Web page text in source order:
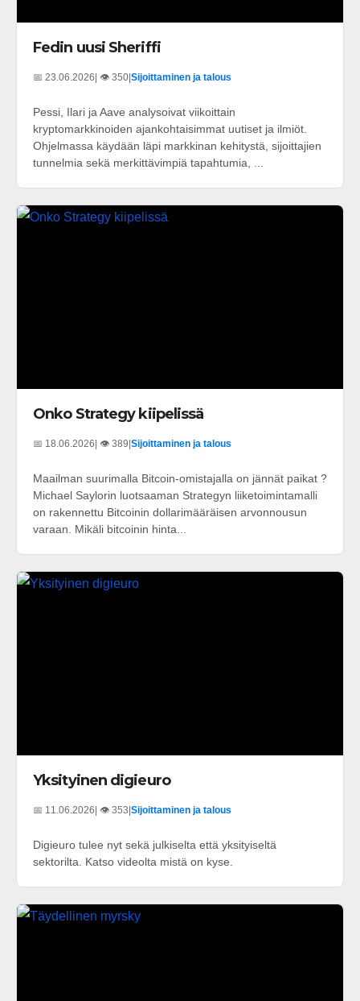
Fedin uusi Sheriffi
📅 23.06.2026| 👁️ 350|Sijoittaminen ja talous
Pessi, Ilari ja Aave analysoivat viikoittain
kryptomarkkinoiden ajankohtaisimmat uutiset ja ilmiöt.
Ohjelmassa käydään läpi markkinan kehitystä, sijoittajien
tunnelmia sekä merkittävimpiä tapahtumia, ...
Onko Strategy kiipelissä
📅 18.06.2026 | 👁️ 389 Sijoittaminen ja talous
Maailman suurimalla Bitcoin-omistajalla on jännät paikat ?
Michael Saylorin luotsaaman Strategyn liiketoimintamalli
on rakennettu Bitcoinin dollarimääräisen arvonnousun
varaan. Mikäli bitcoinin hinta...
Yksityinen digieuro
📅 11.06.2026 | 👁️ 353 Sijoittaminen ja talous
Digieuro tulee nyt sekä julkiselta että yksityiseltä
sektorilta. Katso videolta mistä on kyse.